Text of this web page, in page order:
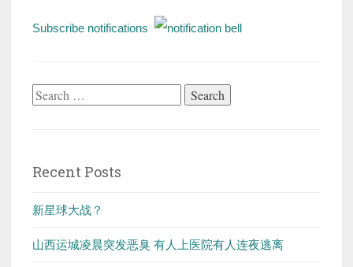
Subscribe notifications
Search
Recent Posts
新星球大战？
山西运城凌晨突发恶臭 有人上医院有人连夜逃离